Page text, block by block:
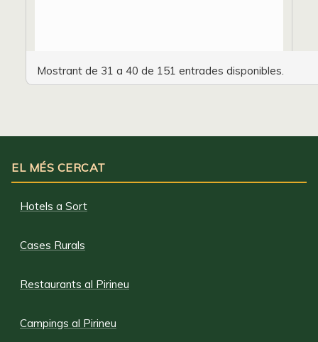
Mostrant de 31 a 40 de 151 entrades disponibles.
EL MÉS CERCAT
Hotels a Sort
Cases Rurals
Restaurants al Pirineu
Campings al Pirineu